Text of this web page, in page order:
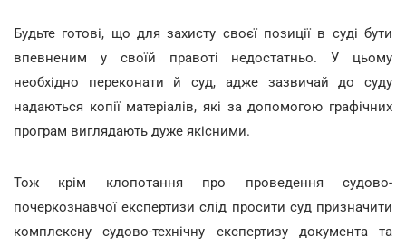
Будьте готові, що для захисту своєї позиції в суді бути
впевненим у своїй правоті недостатньо. У цьому
необхідно переконати й суд, адже зазвичай до суду
надаються копії матеріалів, які за допомогою графічних
програм виглядають дуже якісними.
Тож крім клопотання про проведення судово-
почеркознавчої експертизи слід просити суд призначити
комплексну судово-технічну експертизу документа та